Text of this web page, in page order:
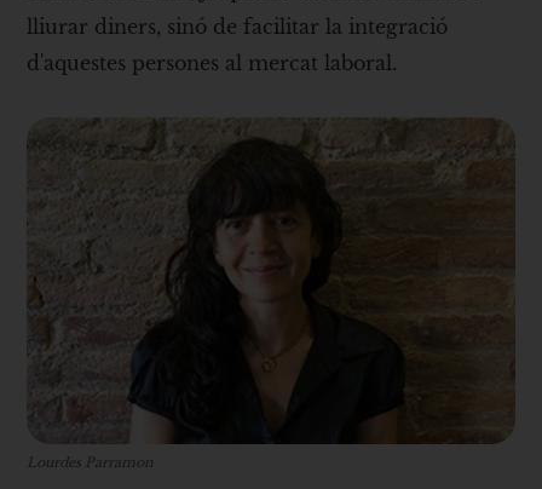
lliurar diners, sinó de facilitar la integració
d'aquestes persones al mercat laboral.
Lourdes Parramon